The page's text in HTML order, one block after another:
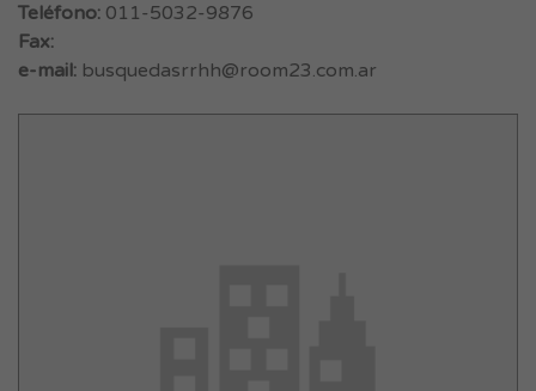
Teléfono: 011-5032-9876
Fax:
e-mail: busquedasrrhh@room23.com.ar